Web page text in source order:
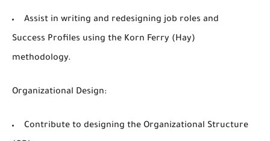
Assist in writing and redesigning job roles and
Success Profiles using the Korn Ferry (Hay)
methodology.
Organizational Design:
Contribute to designing the Organizational Structure